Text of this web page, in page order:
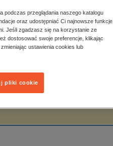
wszystkie E-prasa
podczas przeglądania naszego katalogu
oraz udostępniać Ci najnowsze funkcje,
Jeśli zgadzasz się na korzystanie ze
dostosować swoje preferencje, klikając
ustawienia cookies lub
pliki cookie